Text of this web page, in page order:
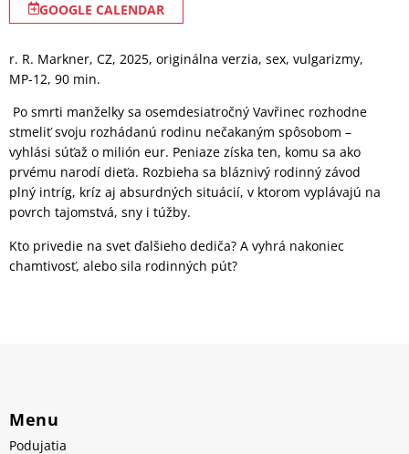
GOOGLE CALENDAR
r. R. Markner, CZ, 2025, originálna verzia, sex, vulgarizmy,
MP-12, 90 min.
Po smrti manželky sa osemdesiatročný Vavřinec rozhodne
stmeliť svoju rozhádanú rodinu nečakaným spôsobom –
vyhlási súťaž o milión eur. Peniaze získa ten, komu sa ako
prvému narodí dieťa. Rozbieha sa bláznivý rodinný závod
plný intríg, kríz aj absurdných situácií, v ktorom vyplávajú na
povrch tajomstvá, sny i túžby.
Kto privedie na svet ďalšieho dediča? A vyhrá nakoniec
chamtivosť, alebo sila rodinných pút?
Menu
Podujatia